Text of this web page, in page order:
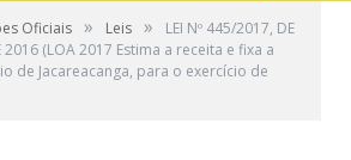
Oficiais » Leis »
LEI Nº 445/2017, DE
2016 (LOA 2017 Estima a receita e fixa a
de Jacareacanga, para o exercício de